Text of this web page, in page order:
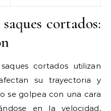
cortados:
cortados utilizan
su trayectoria y
se golpea con una cara
en la velocidad,